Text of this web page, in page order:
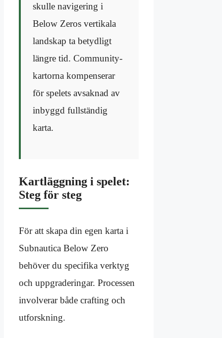
skulle navigering i
Below Zeros vertikala
landskap ta betydligt
längre tid. Community-
kartorna kompenserar
för spelets avsaknad av
inbyggd fullständig
karta.
Kartläggning i spelet:
Steg för steg
För att skapa din egen karta i
Subnautica Below Zero
behöver du specifika verktyg
och uppgraderingar. Processen
involverar både crafting och
utforskning.